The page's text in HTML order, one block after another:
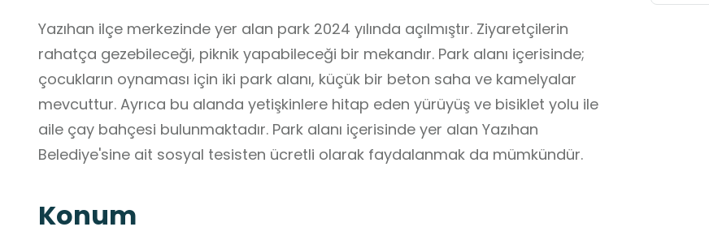
Yazıhan ilçe merkezinde yer alan park 2024 yılında açılmıştır. Ziyaretçilerin
rahatça gezebileceği, piknik yapabileceği bir mekandır. Park alanı içerisinde;
çocukların oynaması için iki park alanı, küçük bir beton saha ve kamelyalar
mevcuttur. Ayrıca bu alanda yetişkinlere hitap eden yürüyüş ve bisiklet yolu ile
aile çay bahçesi bulunmaktadır. Park alanı içerisinde yer alan Yazıhan
Belediye'sine ait sosyal tesisten ücretli olarak faydalanmak da mümkündür.
Konum